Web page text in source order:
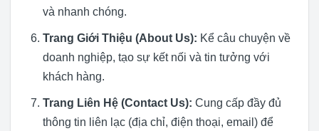
và nhanh chóng.
Trang Giới Thiệu (About Us): Kể câu chuyện về
doanh nghiệp, tạo sự kết nối và tin tưởng với
khách hàng.
Trang Liên Hệ (Contact Us): Cung cấp đầy đủ
thông tin liên lạc (địa chỉ, điện thoại, email) để